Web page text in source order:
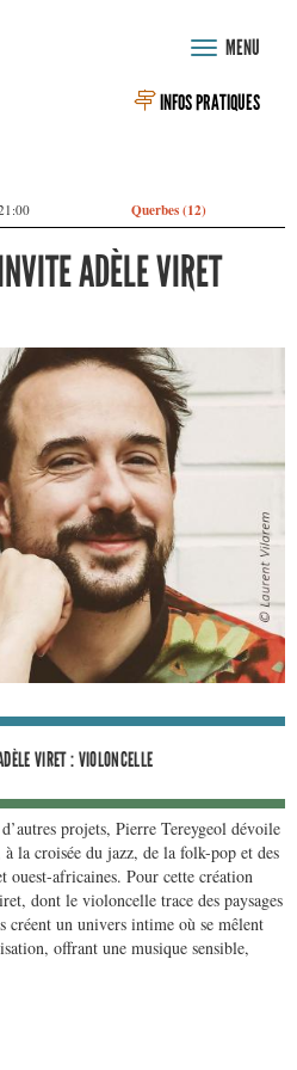
Toggle
MENU
INFOS PRATIQUES
Querbes (12)
ADÈLE VIRET
VIRET : VIOLONCELLE
projets, Pierre Tereygeol dévoile
à la croisée du jazz, de la folk-pop et des
ouest-africaines. Pour cette création
dont le violoncelle trace des paysages
créent un univers intime où se mêlent
offrant une musique sensible,